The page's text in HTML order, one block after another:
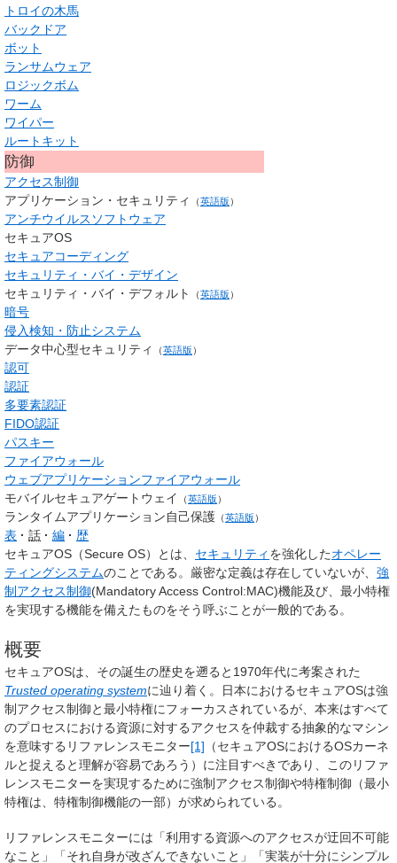
トロイの木馬
バックドア
ボット
ランサムウェア
ロジックボム
ワーム
ワイパー
ルートキット
防御
アクセス制御
アプリケーション・セキュリティ
（英語版 ）
アンチウイルスソフトウェア
セキュアOS
セキュアコーディング
セキュリティ・バイ・デザイン
セキュリティ・バイ・デフォルト
（英語版 ）
暗号
侵入検知・防止システム
データ中心型セキュリティ
（英語版 ）
認可
認証
多要素認証
FIDO認証
パスキー
ファイアウォール
ウェブアプリケーションファイアウォール
モバイルセキュアゲートウェイ
（英語版 ）
ランタイムアプリケーション自己保護 （英語版 ）
表 話 編
歴
セキュアOS （Secure OS）とは、 セキュリティ を強化したオペレー
ティングシステムのことである。厳密な定義は存在していないが、 強
制アクセス制御(Mandatory Access Control:MAC)機能及び、最小特権
を実現する機能を備えたものをそう呼ぶことが一般的である。
概要
セキュアOSは、その誕生の歴史を遡ると1970年代に考案された
Trusted operating systemに辿り着く。日本におけるセキュアOSは強
制アクセス制御と最小特権にフォーカスされているが、本来はすべて
のプロセスにおける資源に対するアクセスを仲裁する抽象的なマシン
を意味する リファレンスモニター[1] （セキュアOSにおけるOSカーネ
ルと捉えると理解が容易であろう）に注目すべきであり、このリファ
レンスモニターを実現するために強制アクセス制御や特権制御（最小
特権は、特権制御機能の一部）が求められている。
リファレンスモニターには「利用する資源へのアクセスが迂回不可能
なこと」「それ自身が改ざんできないこと」「実装が十分にシンプル